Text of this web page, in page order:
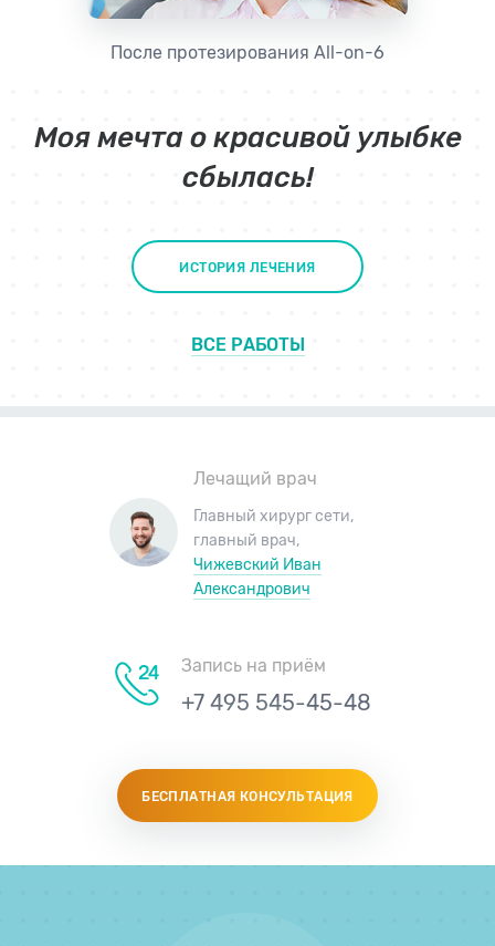
После протезирования All-on-6
Моя мечта о красивой улыбке
сбылась!
ИСТОРИЯ ЛЕЧЕНИЯ
ВСЕ РАБОТЫ
Лечащий врач
Главный хирург сети,
главный врач,
Чижевский Иван
Александрович
Запись на приём
+7 495 545-45-48
БЕСПЛАТНАЯ КОНСУЛЬТАЦИЯ